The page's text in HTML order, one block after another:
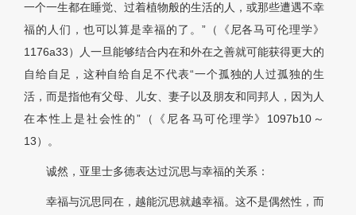
一个一生都在睡觉、过着植物般的生活的人，或那些遭遇不幸
福的人们，也可以算是幸福的了。”（《尼各马可伦理学》
1176a33）人一旦能够结合内在和外在之善就可能获得更大的
自给自足，这种自给自足不代表“一个孤独的人过孤独的生
活，而是指他有父母、儿女、妻子以及朋友和同邦人，因为人
在本性上是社会性的”（《尼各马可伦理学》1097b10～
13）。
诚然，亚里士多德表达过沉思与幸福的关系：
幸福与沉思同在，越能沉思就越幸福。这不是偶然性，而